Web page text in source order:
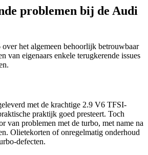
problemen bij de Audi
het algemeen behoorlijk betrouwbaar
van eigenaars enkele terugkerende issues
met de krachtige 2.9 V6 TFSI-
praktijk goed presteert. Toch
van problemen met de turbo, met name na
Olietekorten of onregelmatig onderhoud
defecten.